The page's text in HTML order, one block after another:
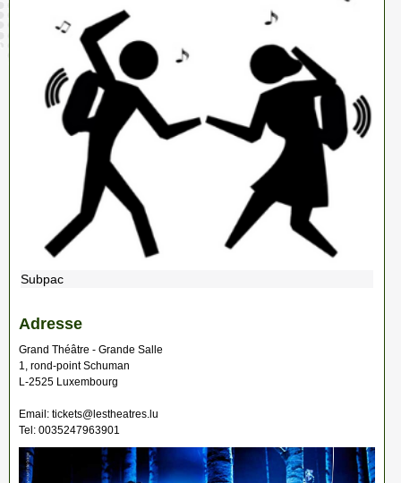
Subpac
Adresse
Grand Théâtre - Grande Salle
1, rond-point Schuman
L-2525 Luxembourg
Email: tickets@lestheatres.lu
Tel: 0035247963901